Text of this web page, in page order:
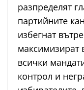
разпределят
партийните
избегнат
максимизират
всички
контрол и